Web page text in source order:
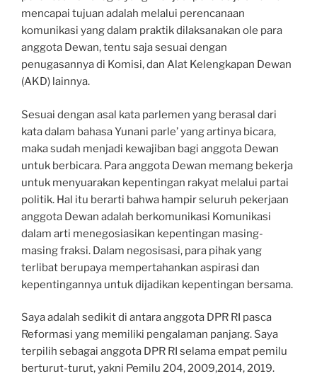
mencapai tujuan adalah melalui perencanaan
komunikasi yang dalam praktik dilaksanakan ole para
anggota Dewan, tentu saja sesuai dengan
penugasannya di Komisi, dan Alat Kelengkapan Dewan
(AKD) lainnya.
Sesuai dengan asal kata parlemen yang berasal dari
kata dalam bahasa Yunani parle’ yang artinya bicara,
maka sudah menjadi kewajiban bagi anggota Dewan
untuk berbicara. Para anggota Dewan memang bekerja
untuk menyuarakan kepentingan rakyat melalui partai
politik. Hal itu berarti bahwa hampir seluruh pekerjaan
anggota Dewan adalah berkomunikasi Komunikasi
dalam arti menegosiasikan kepentingan masing-
masing fraksi. Dalam negosisasi, para pihak yang
terlibat berupaya mempertahankan aspirasi dan
kepentingannya untuk dijadikan kepentingan bersama.
Saya adalah sedikit di antara anggota DPR RI pasca
Reformasi yang memiliki pengalaman panjang. Saya
terpilih sebagai anggota DPR RI selama empat pemilu
berturut-turut, yakni Pemilu 204, 2009,2014, 2019.